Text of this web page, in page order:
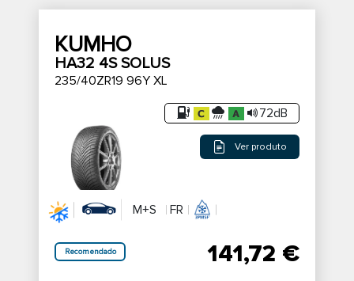
KUMHO
HA32 4S SOLUS
235/40ZR19 96Y XL
72dB
Ver produto
M+S FR
Recomendado 141,72 €